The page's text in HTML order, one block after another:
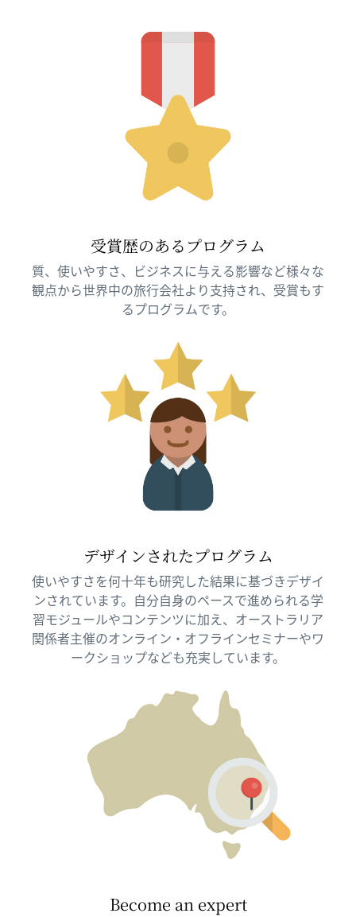
受賞歴のあるプログラム
質、使いやすさ、ビジネスに与える影響など様々な
観点から世界中の旅行会社より支持され、受賞もす
るプログラムです。
デザインされたプログラム
使いやすさを何十年も研究した結果に基づきデザイ
ンされています。自分自身のペースで進められる学
習モジュールやコンテンツに加え、オーストラリア
関係者主催のオンライン・オフラインセミナーやワ
ークショップなども充実しています。
Become an expert